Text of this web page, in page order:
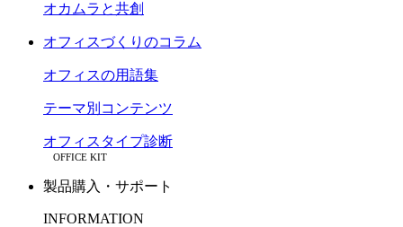
オカムラと共創
オフィスづくりのコラム
オフィスの用語集
テーマ別コンテンツ
オフィスタイプ診断
OFFICE KIT
製品購入・サポート
INFORMATION